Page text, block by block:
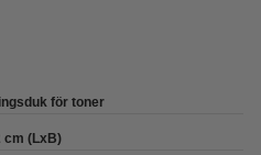
för toner
cm (LxB)